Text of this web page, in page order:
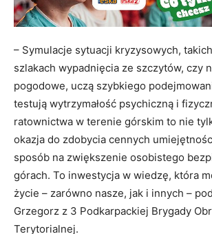
– Symulacje sytuacji kryzysowych,
szlakach wypadnięcia ze szczytów, czy
pogodowe, uczą szybkiego
testują wytrzymałość psychiczną i
ratownictwa w terenie górskim to nie
okazja do zdobycia cennych
sposób na zwiększenie osobistego
górach. To inwestycja w wiedzę, która
życie – zarówno nasze, jak i innych –
Grzegorz z 3 Podkarpackiej Brygady
Terytorialnej.